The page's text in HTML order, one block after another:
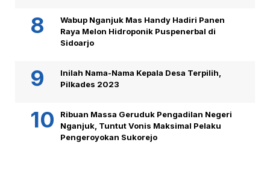
Wabup Nganjuk Mas Handy Hadiri Panen
Raya Melon Hidroponik Puspenerbal di
Sidoarjo
Inilah Nama-Nama Kepala Desa Terpilih,
Pilkades 2023
Ribuan Massa Geruduk Pengadilan Negeri
Nganjuk, Tuntut Vonis Maksimal Pelaku
Pengeroyokan Sukorejo